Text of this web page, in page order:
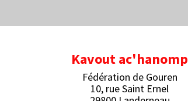
Kavout ac'hanomp
Fédération de Gouren
10, rue Saint Ernel